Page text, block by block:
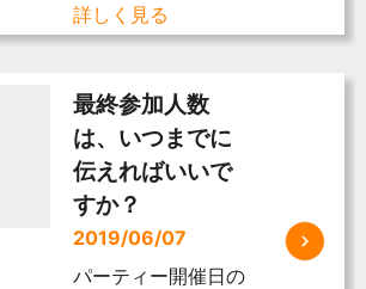
詳しく見る
最終参加人数
は、いつまでに
伝えればいいで
すか？
2019/06/07
パーティー開催日の